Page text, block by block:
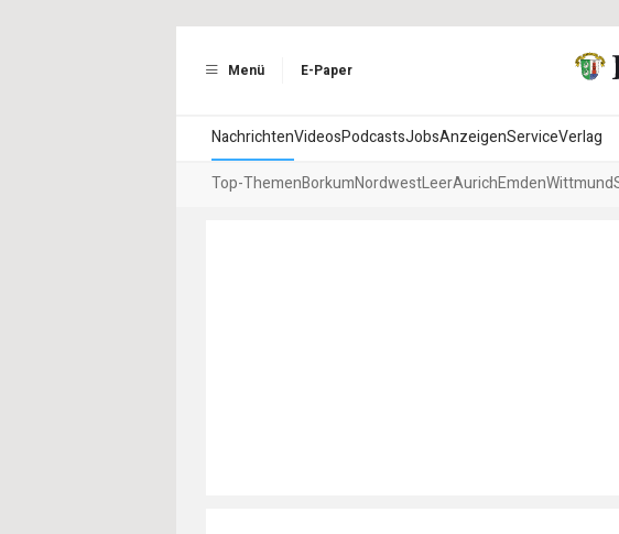
Menü E-Paper
NachrichtenVideosPodcastsJobsAnzeigenServiceVerlag
Top-ThemenBorkumNordwestLeerAurichEmdenWittmund